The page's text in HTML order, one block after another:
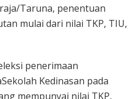
Taruna, penentuan
mulai dari nilai TKP, TIU,
penerimaan
Kedinasan pada
mempunyai nilai TKP,